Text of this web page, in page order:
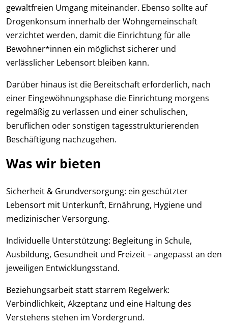
gewaltfreien Umgang miteinander. Ebenso sollte auf
Drogenkonsum innerhalb der Wohngemeinschaft
verzichtet werden, damit die Einrichtung für alle
Bewohner*innen ein möglichst sicherer und
verlässlicher Lebensort bleiben kann.
Darüber hinaus ist die Bereitschaft erforderlich, nach
einer Eingewöhnungsphase die Einrichtung morgens
regelmäßig zu verlassen und einer schulischen,
beruflichen oder sonstigen tagesstrukturierenden
Beschäftigung nachzugehen.
Was wir bieten
Sicherheit & Grundversorgung: ein geschützter
Lebensort mit Unterkunft, Ernährung, Hygiene und
medizinischer Versorgung.
Individuelle Unterstützung: Begleitung in Schule,
Ausbildung, Gesundheit und Freizeit – angepasst an den
jeweiligen Entwicklungsstand.
Beziehungsarbeit statt starrem Regelwerk:
Verbindlichkeit, Akzeptanz und eine Haltung des
Verstehens stehen im Vordergrund.